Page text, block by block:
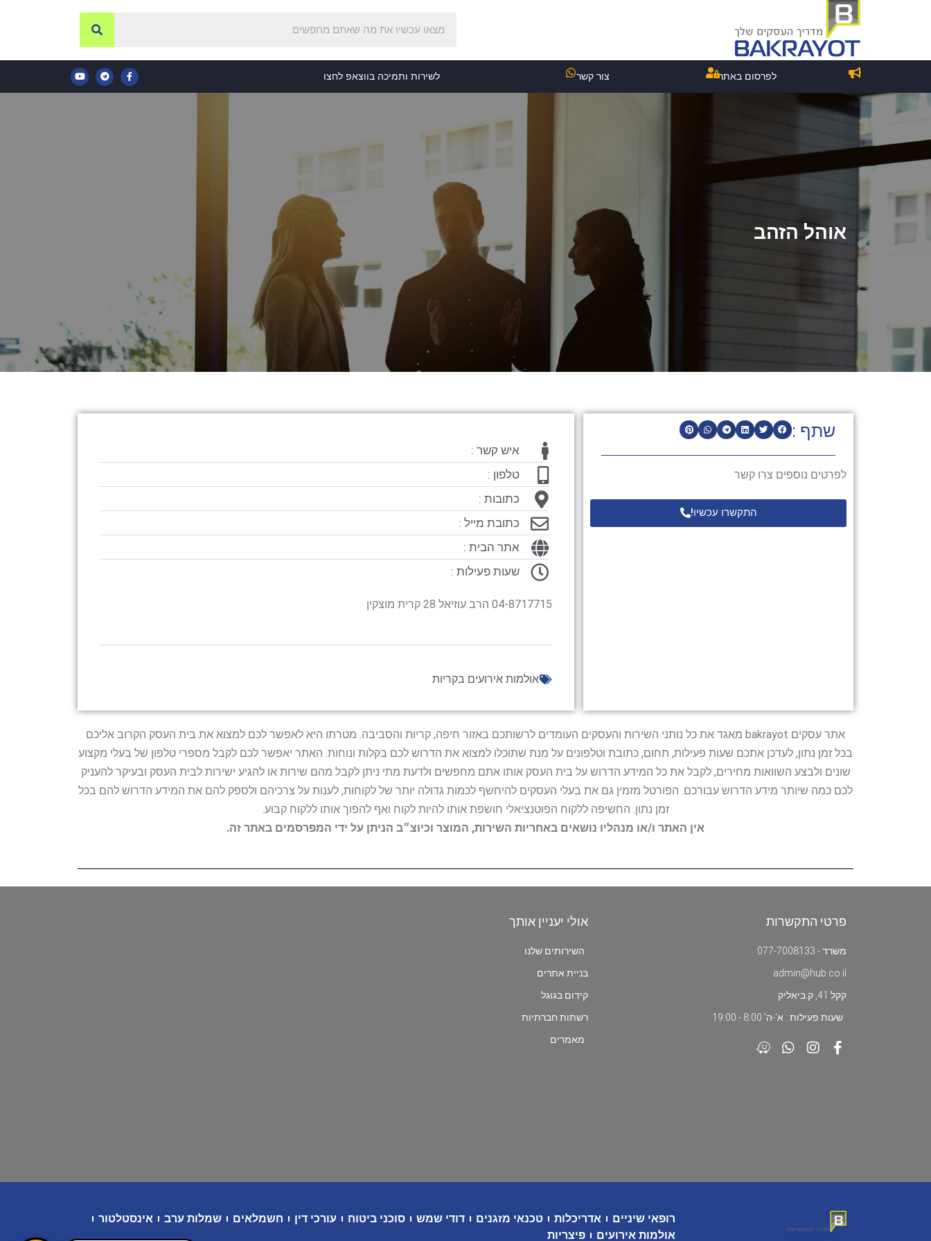
לפרסום באתר צור קשר לשירות ותמיכה בווצאפ לחצו
אוהל הזהב
שתף :
לפרטים נוספים צרו קשר
התקשרו עכשיו!
איש קשר :
טלפון :
כתובות :
כתובת מייל :
אתר הבית :
שעות פעילות :
04-8717715 הרב עוזיאל 28 קרית מוצקין
אולמות אירועים בקריות
אתר עסקים bakrayot מאגד את כל נותני השירות והעסקים העומדים לרשותכם באזור חיפה, קריות והסביבה. מטרתו היא לאפשר לכם למצוא את בית העסק הקרוב אליכם
בכל זמן נתון, לעדכן אתכם שעות פעילות, תחום, כתובת וטלפונים על מנת שתוכלו למצוא את הדרוש לכם בקלות ונוחות. האתר יאפשר לכם לקבל מספרי טלפון של בעלי מקצוע
שונים ולבצע השוואות מחירים, לקבל את כל המידע הדרוש על בית העסק אותו אתם מחפשים ולדעת מתי ניתן לקבל מהם שירות או להגיע ישירות לבית העסק ובעיקר להעניק
לכם כמה שיותר מידע הדרוש עבורכם. הפורטל מזמין גם את בעלי העסקים להיחשף לכמות גדולה יותר של לקוחות, לענות על צרכיהם ולספק להם את המידע הדרוש להם בכל
זמן נתון. החשיפה ללקוח הפוטנציאלי חושפת אותו להיות לקוח ואף להפוך אותו ללקוח קבוע.
אין האתר ו/או מנהליו נושאים באחריות השירות, המוצר וכיוצ״ב הניתן על ידי המפרסמים באתר זה.
פרטי התקשרות
משרד - 077-7008133
admin@hub.co.il
קקל 41, ק.ביאליק
שעות פעילות : א'-ה' 8:00 - 19:00
אולי יעניין אותך
השירותים שלנו
בניית אתרים
קידום בגוגל
רשתות חברתיות
מאמרים
רופאי שיניים אדריכלות טכנאי מזגנים דודי שמש סוכני ביטוח עורכי דין חשמלאים שמלות ערב
אינסטלטור
אולמות אירועים
פיצריות